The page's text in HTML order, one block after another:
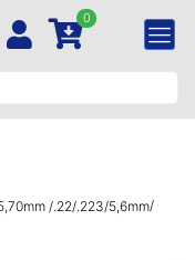
0
/.22/.223/5,6mm/